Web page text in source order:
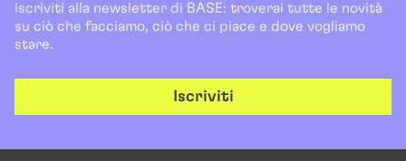
iscriviti alla newsletter di BASE: troverai tutte le novità
su ciò che facciamo, ciò che ci piace e dove vogliamo
stare.
Iscriviti